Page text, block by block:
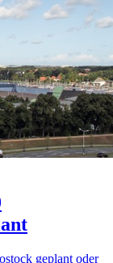
geplant oder